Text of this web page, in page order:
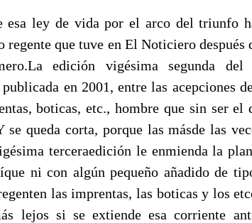
esa ley de vida por el arco del triunfo
regente que tuve en El Noticiero
edición vigésima segunda
en 2001, entre las acepciones
boticas, etc., hombre que sin ser el
se queda corta, porque las másde las
terceraedición le enmienda la
ni con algún pequeño añadido de
las imprentas, las boticas y los
lejos si se extiende esa corriente